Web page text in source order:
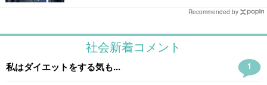
Recommended by